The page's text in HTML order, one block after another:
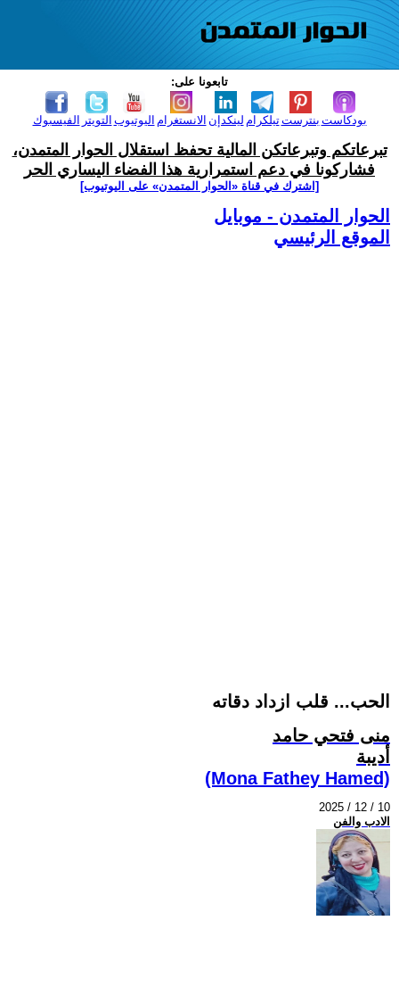
تابعونا على:
الفيسبوك التويتر اليوتيوب الانستغرام لينكدإن تيلكرامبنترست بودكاست
تبرعاتكم وتبرعاتكن المالية تحفظ استقلال الحوار المتمدن،
فشاركونا في دعم استمرارية هذا الفضاء اليساري الحر
[اشترك في قناة ‫«الحوار المتمدن» على اليوتيوب]
الحوار المتمدن - موبايل
الموقع الرئيسي
الحب... قلب ازداد دقاته
منى فتحي حامد
أديبة
(Mona Fathey Hamed)
2025 / 12 / 10
الادب والفن